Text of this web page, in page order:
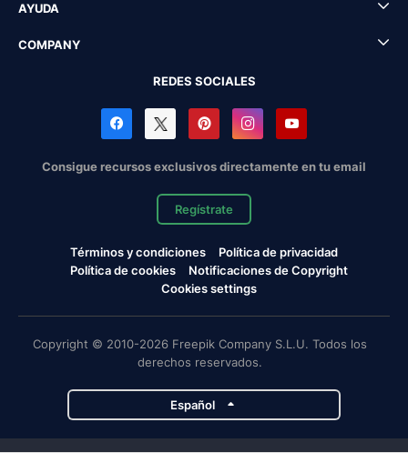
AYUDA
COMPANY
REDES SOCIALES
Consigue recursos exclusivos directamente en tu email
Regístrate
Términos y condiciones
Política de privacidad
Política de cookies
Notificaciones de Copyright
Cookies settings
Copyright © 2010-2026 Freepik Company S.L.U. Todos los
derechos reservados.
Español